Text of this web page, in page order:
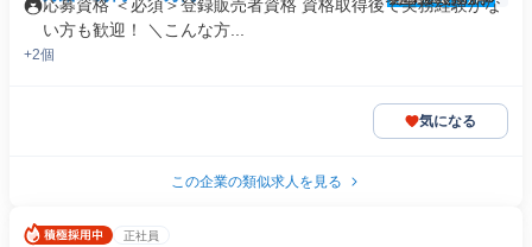
応募資格 ＜必須＞登録販売者資格 資格取得後で実務経験がな
い方も歓迎！ ＼こんな方...
+2個
気になる
この企業の類似求人を見る
正社員